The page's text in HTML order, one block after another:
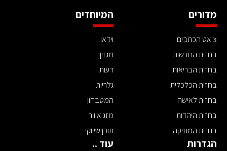
מדורים
צ'אט הכתבים
בחזית החדשות
בחזית הבריאות
בחזית הכלכלית
בחזית לאישה
בחזית היהדות
בחזית המוזיקה
המיוחדים
וידאו
מגזין
דעות
גלריות
המטבחון
מזג אוויר
תוכן שיווקי
הגדרות עוד ..